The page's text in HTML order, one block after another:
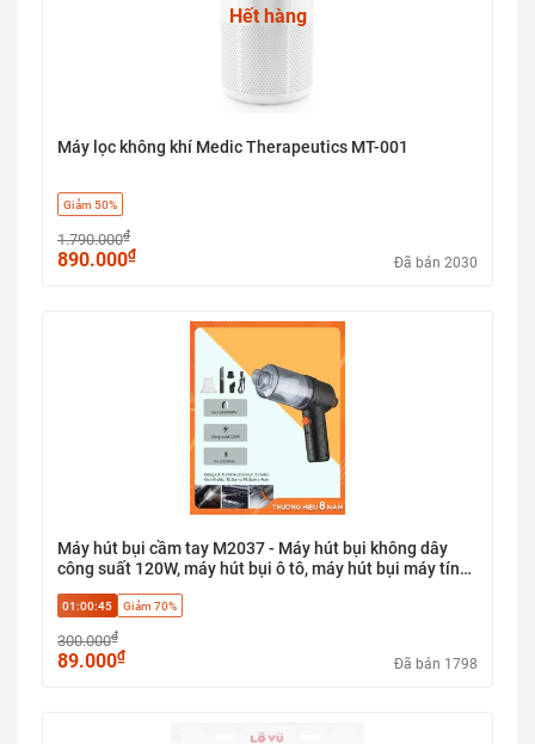
Hết hàng
Máy lọc không khí Medic Therapeutics MT-001
Giảm 50%
1.790.000₫
890.000₫ Đã bán 2030
Máy hút bụi cầm tay M2037 - Máy hút bụi không dây
công suất 120W, máy hút bụi ô tô, máy hút bụi máy tính,
01:00:44 Giảm 70%
300.000₫
89.000₫ Đã bán 1798